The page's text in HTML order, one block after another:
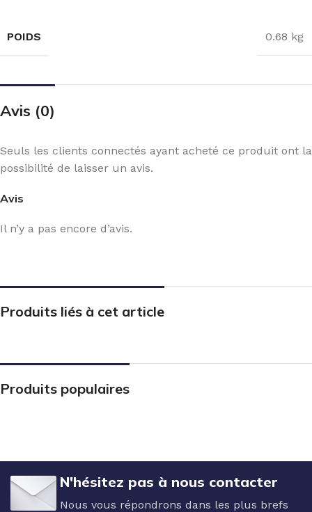
POIDS 0.68 kg
Avis (0)
Avis
Il n’y a pas encore d’avis.
Seuls les clients connectés ayant acheté ce produit ont la
possibilité de laisser un avis.
Produits liés à cet article
Produits populaires
N'hésitez pas à nous contacter
Nous vous répondrons dans les plus brefs